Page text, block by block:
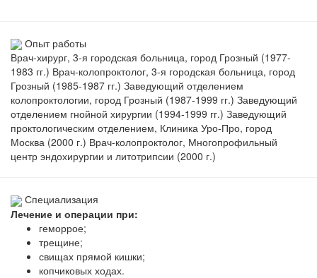
Опыт работы
Врач-хирург, 3-я городская больница, город Грозный (1977-
1983 гг.) Врач-колопроктолог, 3-я городская больница, город
Грозный (1985-1987 гг.) Заведующий отделением
колопроктологии, город Грозный (1987-1999 гг.) Заведующий
отделением гнойной хирургии (1994-1999 гг.) Заведующий
проктологическим отделением, Клиника Уро-Про, город
Москва (2000 г.) Врач-колопроктолог, Многопрофильный
центр эндохирургии и литотрипсии (2000 г.)
Специализация
Лечение и операции при:
геморрое;
трещине;
свищах прямой кишки;
копчиковых ходах.